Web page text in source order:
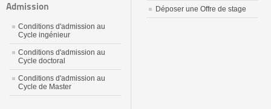
Admission
Conditions d'admission au
Cycle ingénieur
Conditions d'admission au
Cycle doctoral
Conditions d'admission au
Cycle de Master
Déposer une Offre de stage